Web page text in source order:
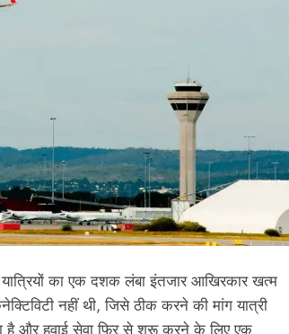
यात्रियों का एक दशक लंबा इंतजार आखिरकार खत्म
नहीं थी, जिसे ठीक करने की मांग यात्री
है और हवाई सेवा फिर से शुरू करने के लिए एक